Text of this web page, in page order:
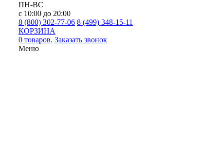
ПН-ВС
с 10:00 до 20:00
8 (800) 302-77-06 8 (499) 348-15-11
КОРЗИНА
0 товаров. Заказать звонок
Меню